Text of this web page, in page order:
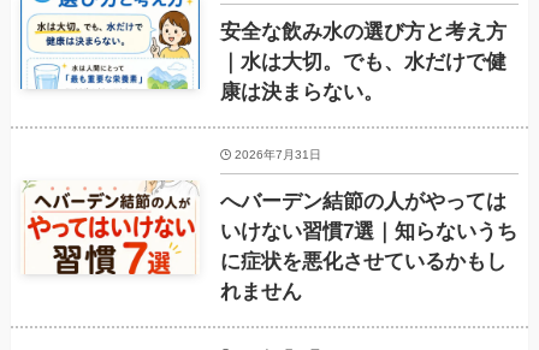
安全な飲み水の選び方と考え方
｜水は大切。でも、水だけで健
康は決まらない。
へバーデン結節の人がやっては
いけない習慣7選｜知らないうち
に症状を悪化させているかもし
れません
2026年7月31日